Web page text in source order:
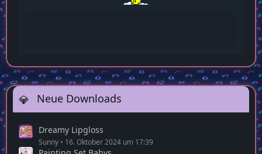
Neue Downloads
Dreamy Lipgloss
Sunny 16. Oktober 2024 um 17:39